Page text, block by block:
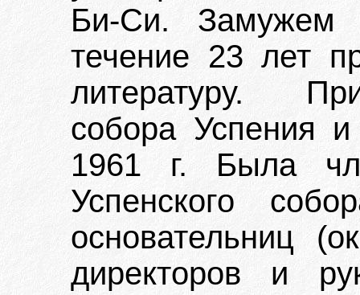
Би-Си.
течение 23 лет
литературу.
собора Успения
1961 г. Была
Успенского
основательниц
директоров и